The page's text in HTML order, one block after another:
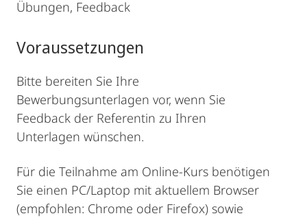
Übungen, Feedback
Voraussetzungen
Bitte bereiten Sie Ihre
Bewerbungsunterlagen vor, wenn Sie
Feedback der Referentin zu Ihren
Unterlagen wünschen.
Für die Teilnahme am Online-Kurs benötigen
Sie einen PC/Laptop mit aktuellem Browser
(empfohlen: Chrome oder Firefox) sowie